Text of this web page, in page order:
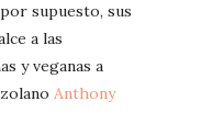
supuesto, sus
a las
y veganas a
Anthony